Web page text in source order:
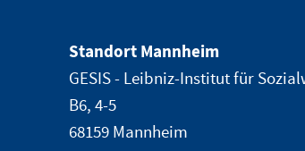
Standort Mannheim
GESIS - Leibniz-Institut für
B6, 4-5
68159 Mannheim